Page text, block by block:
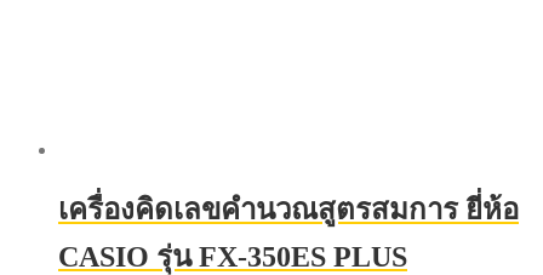
เครื่องคิดเลขคำนวณสูตรสมการ ยี่ห้อ
CASIO รุ่น FX-350ES PLUS